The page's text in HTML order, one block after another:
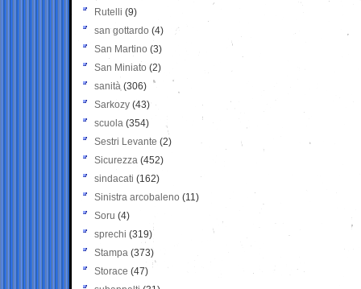
Rutelli (9)
san gottardo (4)
San Martino (3)
San Miniato (2)
sanità (306)
Sarkozy (43)
scuola (354)
Sestri Levante (2)
Sicurezza (452)
sindacati (162)
Sinistra arcobaleno (11)
Soru (4)
sprechi (319)
Stampa (373)
Storace (47)